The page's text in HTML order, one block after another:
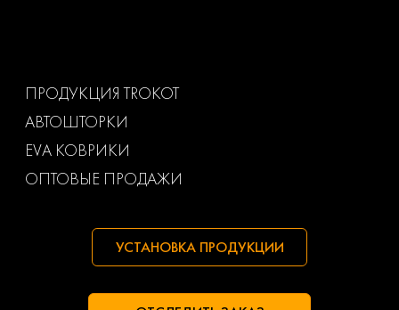
Маз
ПРОДУКЦИЯ TROKOT
АВТОШТОРКИ
EVA КОВРИКИ
ОПТОВЫЕ ПРОДАЖИ
УСТАНОВКА ПРОДУКЦИИ